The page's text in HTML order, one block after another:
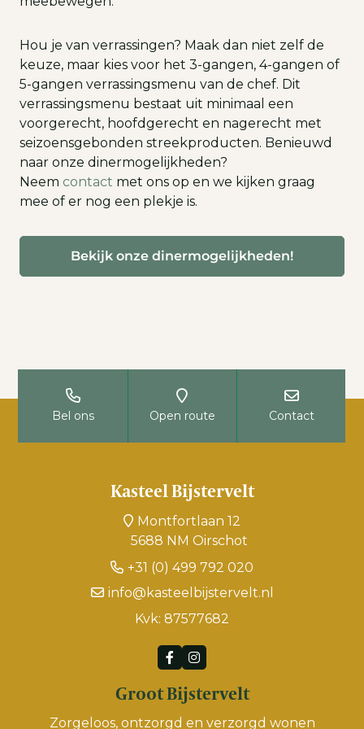
Hou je van verrassingen? Maak dan niet zelf de
keuze, maar kies voor het 3-gangen, 4-gangen of
5-gangen verrassingsmenu van de chef. Dit
verrassingsmenu bestaat uit minimaal een
voorgerecht, hoofdgerecht en nagerecht met
seizoensgebonden streekproducten. Benieuwd
naar onze dinermogelijkheden?
Neem contact met ons op en we kijken graag
mee of er nog een plekje is.
Bekijk onze dinermogelijkheden!
Bel ons Open route Contact
Kasteel Bijstervelt
Montfortlaan 12
5688 NM Oirschot
+31 (0) 499 792 020
info@kasteelbijstervelt.nl
Kvk: 87577682
Groot Bijstervelt
Zorgeloos, ontzorgd en verzorgd wonen